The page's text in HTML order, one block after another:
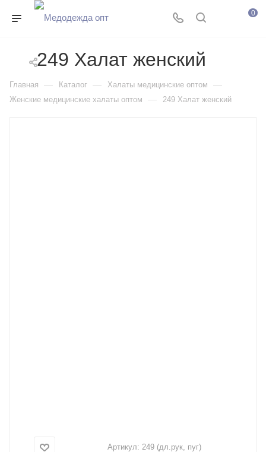
0
249 Халат женский
Главная — Каталог — Халаты медицинские оптом —
Женские медицинские халаты оптом — 249 Халат женский
Артикул: 249 (дл.рук, пуг)